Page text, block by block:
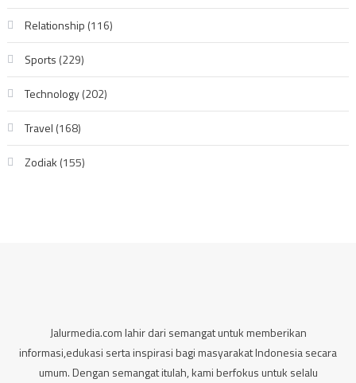
Relationship (116)
Sports (229)
Technology(202)
Travel (168)
Zodiak (155)
Jalurmedia.com lahir dari semangat untuk memberikan
informasi,edukasi serta inspirasi bagi masyarakat Indonesia secara
umum. Dengan semangat itulah, kami berfokus untuk selalu